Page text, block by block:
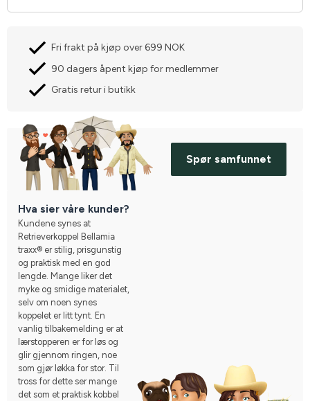
Fri frakt på kjøp over 699 NOK
90 dagers åpent kjøp for medlemmer
Gratis retur i butikk
Spør samfunnet
Hva sier våre kunder?
Kundene synes at
Retrieverkoppel Bellamia
traxx® er stilig, prisgunstig
og praktisk med en god
lengde. Mange liker det
myke og smidige materialet,
selv om noen synes
koppelet er litt tynt. En
vanlig tilbakemelding er at
lærstopperen er for løs og
glir gjennom ringen, noe
som gjør løkka for stor. Til
tross for dette ser mange
det som et praktisk kobbel